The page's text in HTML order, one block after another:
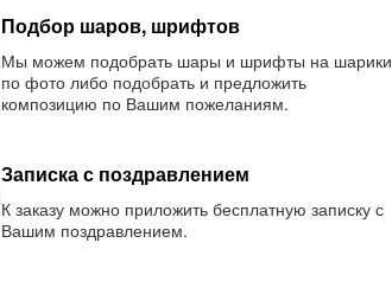
Подбор шаров, шрифтов
Мы можем подобрать шары и шрифты на шарики
по фото либо подобрать и предложить
композицию по Вашим пожеланиям.
Записка с поздравлением
К заказу можно приложить бесплатную записку с
Вашим поздравлением.